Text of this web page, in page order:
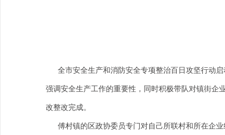
全市安全生产和消防安全专项整治百日攻坚行动启
强调安全生产工作的重要性，同时积极带队对镇街企
改整改完成。
傅村镇的区政协委员专门对自己所联村和所在企业